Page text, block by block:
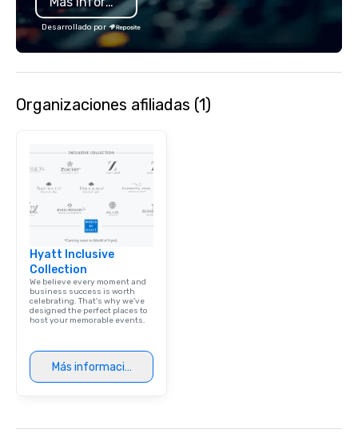
the Valley. Ideal for groups of 10–200.
Fully customizable by industry,
seniority, and objectives.
Desarrollado por
Organizaciones afiliadas (1)
Hyatt Inclusive
Collection
We believe every moment and
business success is worth
celebrating. That's why we've
designed the perfect places to
host your memorable events.
Más información